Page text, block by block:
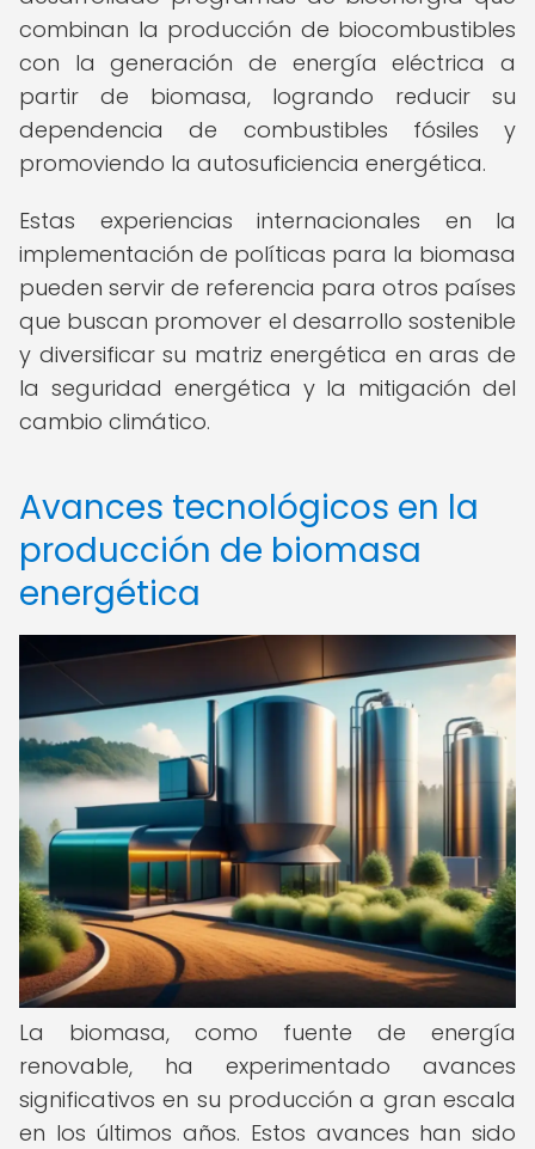
combinan la producción de biocombustibles
con la generación de energía eléctrica a
partir de biomasa, logrando reducir su
dependencia de combustibles fósiles y
promoviendo la autosuficiencia energética.
Estas experiencias internacionales en la
implementación de políticas para la biomasa
pueden servir de referencia para otros países
que buscan promover el desarrollo sostenible
y diversificar su matriz energética en aras de
la seguridad energética y la mitigación del
cambio climático.
Avances tecnológicos en la
producción de biomasa
energética
La biomasa, como fuente de energía
renovable, ha experimentado avances
significativos en su producción a gran escala
en los últimos años. Estos avances han sido